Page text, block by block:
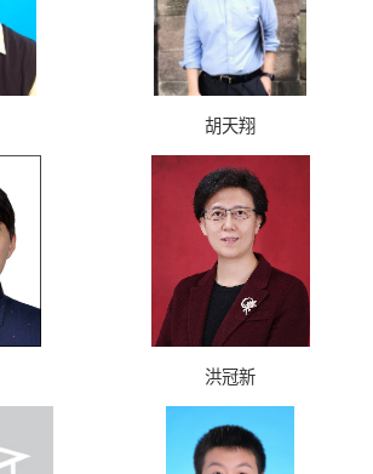
胡天翔
洪冠新